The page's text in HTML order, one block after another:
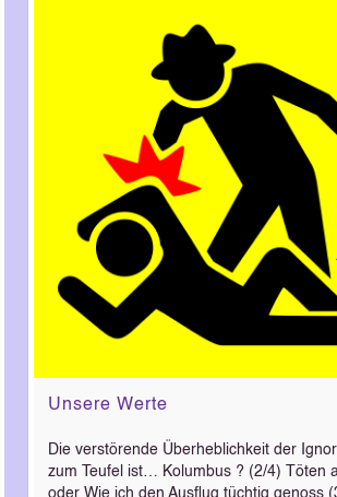
Unsere Werte
Die verstörende Überheblichkeit der
zum Teufel ist… Kolumbus ? (2/4) Töten
oder Wie ich den Ausflug tüchtig genoss